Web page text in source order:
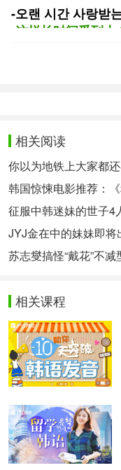
-오랜 시간 사랑받
-这样长时间受到
김재중: 반전 아닐
만 실제론 구수하
족하다. 대비되는
같다.
金在中：应该是反
和。擅长的很多同
量所有球都在回避
肌肉运动。力气虽
象可能让人感觉很新
-‘한류스타’라는 수
-韩流明星这样的修
김재중: 요즘은 한
매력도 넘친다. 변
하지만 최대한 노화
자기 내 머리가 벗
金在中：最近韩流
四射。虽然保持内
老化。想想我突然
-군 생활 중 가장 힘
-军队生活中最累
相关阅读
你以为地铁上大家都
韩国惊悚电影推荐：
征服中韩迷妹的世子4
JYJ金在中的妹妹即将
苏志燮搞怪“戴花”不
相关课程